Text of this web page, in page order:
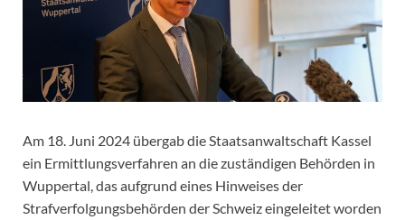
Am 18. Juni 2024 übergab die Staatsanwaltschaft Kassel
ein Ermittlungsverfahren an die zuständigen Behörden in
Wuppertal, das aufgrund eines Hinweises der
Strafverfolgungsbehörden der Schweiz eingeleitet worden